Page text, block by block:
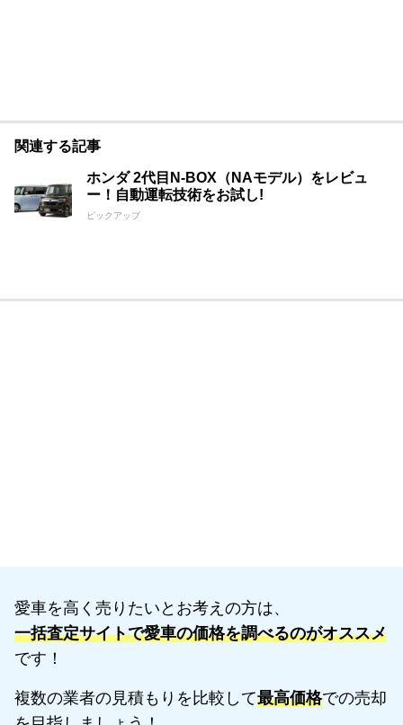
関連する記事
ホンダ 2代目N-BOX（NAモデル）をレビュ
ー！自動運転技術をお試し!
ピックアップ
愛車を高く売りたいとお考えの方は、
一括査定サイトで愛車の価格を調べるのがオススメ
です！
複数の業者の見積もりを比較して最高価格での売却